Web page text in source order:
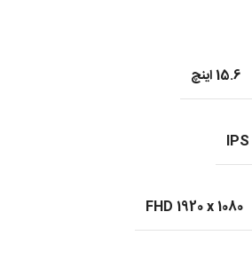
15.6 اینچ
IPS
FHD 1920 x 1080